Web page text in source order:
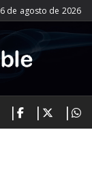
6 de agosto de 2026